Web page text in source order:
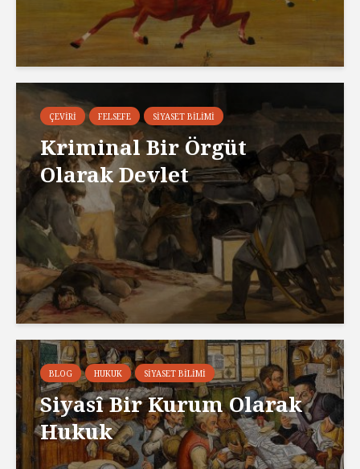
ÇEVIRI FELSEFE SIYASET BILIMI
Kriminal Bir Örgüt
Olarak Devlet
BLOG HUKUK SIYASET BILIMI
Siyasî Bir Kurum Olarak
Hukuk